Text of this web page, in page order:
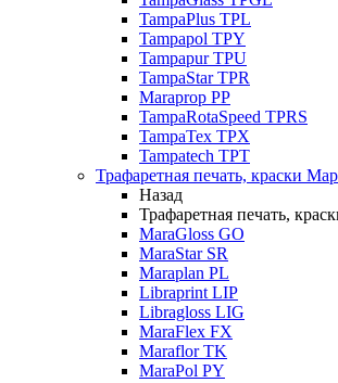
TampaPlus TPL
Tampapol TPY
Tampapur TPU
TampaStar TPR
Maraprop PP
TampaRotaSpeed TPRS
TampaTex TPX
Tampatech TPT
Трафаретная печать, краски
Назад
Трафаретная печать,
MaraGloss GO
MaraStar SR
Maraplan PL
Libraprint LIP
Libragloss LIG
MaraFlex FX
Maraflor TK
MaraPol PY